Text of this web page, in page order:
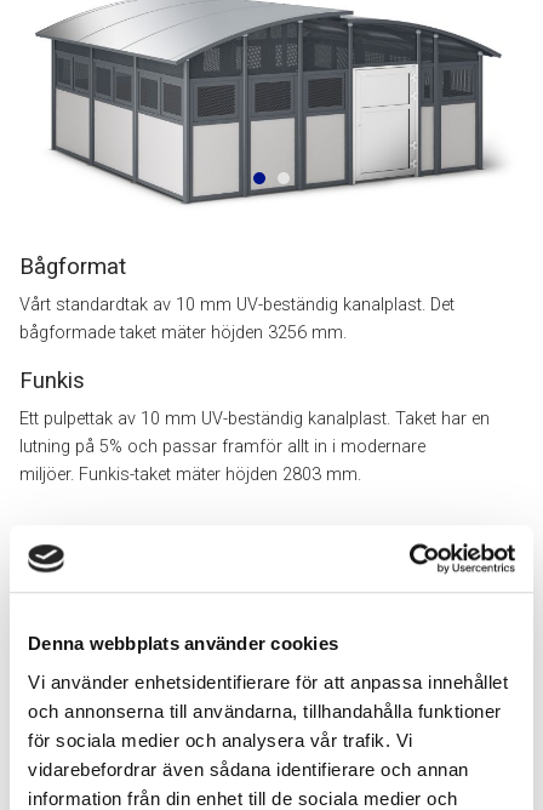
Denna webbplats använder cookies
Vi använder enhetsidentifierare för att anpassa innehållet
och annonserna till användarna, tillhandahålla funktioner
för sociala medier och analysera vår trafik. Vi
vidarebefordrar även sådana identifierare och annan
information från din enhet till de sociala medier och
Bågformat
Vårt standardtak av 10 mm UV-beständig kanalplast. Det
bågformade taket mäter höjden 3256 mm.
Funkis
Ett pulpettak av 10 mm UV-beständig kanalplast. Taket har en
lutning på 5% och passar framför allt in i modernare
miljöer. Funkis-taket mäter höjden 2803 mm.